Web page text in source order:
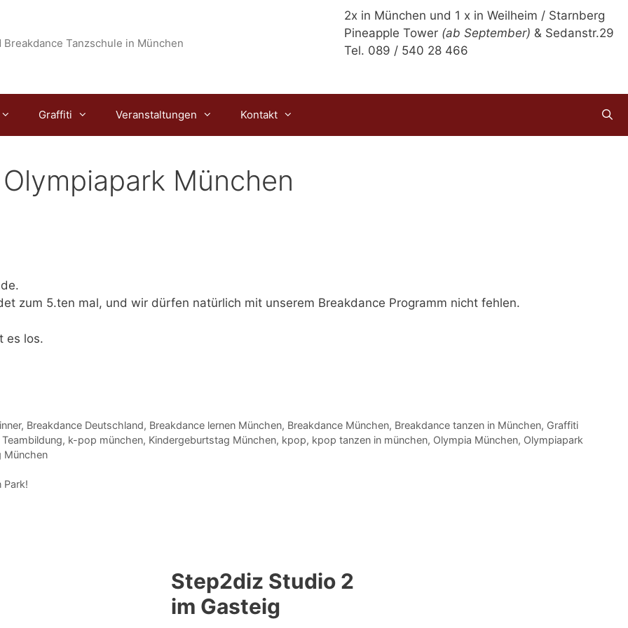
2x in München und 1 x in Weilheim / Starnberg
Pineapple Tower (ab September) & Sedanstr.29
Tel. 089 / 540 28 466
Breakdance Tanzschule in München
Graffiti Veranstaltungen Kontakt
München
zum 5.ten mal, und wir dürfen natürlich mit unserem Breakdance Programm nicht fehlen.
es los.
, Breakdance Deutschland, Breakdance lernen München, Breakdance München, Breakdance tanzen in München, Graffiti
, k-pop münchen, Kindergeburtstag München, kpop, kpop tanzen in münchen, Olympia München, Olympiapark
München
Park!
Step2diz Studio 2
im Gasteig